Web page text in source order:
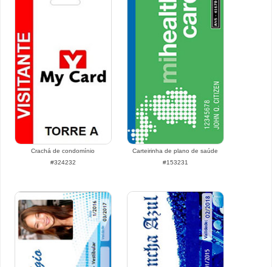
Crachá de condomínio
#324232
Carteirinha de plano de saúde
#153231